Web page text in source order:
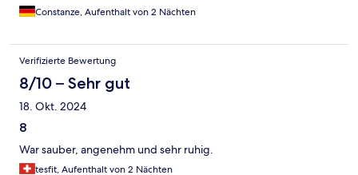
Constanze, Aufenthalt von 2 Nächten
Verifizierte Bewertung
8/10 – Sehr gut
18. Okt. 2024
8
War sauber, angenehm und sehr ruhig.
tesfit, Aufenthalt von 2 Nächten